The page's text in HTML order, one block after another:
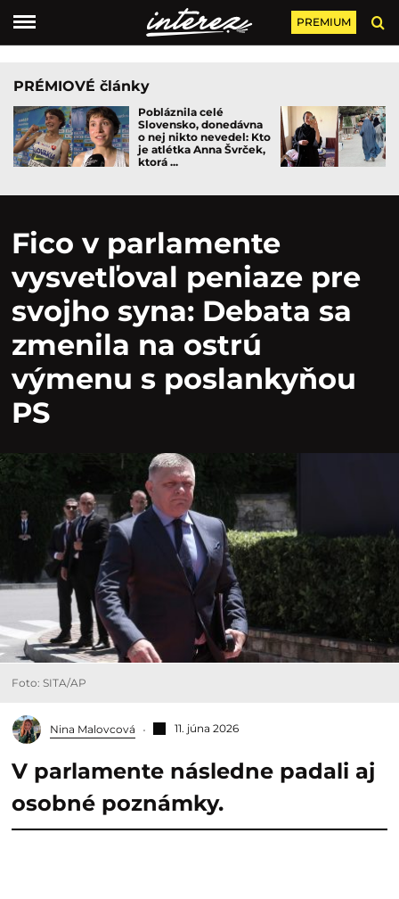
PREMIUM
PRÉMIOVÉ články
Pobláznila celé
Slovensko, donedávna
o nej nikto nevedel: Kto
je atlétka Anna Švrček,
ktorá ...
Fico v parlamente
vysvetľoval peniaze pre
svojho syna: Debata sa
zmenila na ostrú
výmenu s poslankyňou
PS
Foto: SITA/AP
Nina Malovcová 11. júna 2026
V parlamente následne padali aj
osobné poznámky.